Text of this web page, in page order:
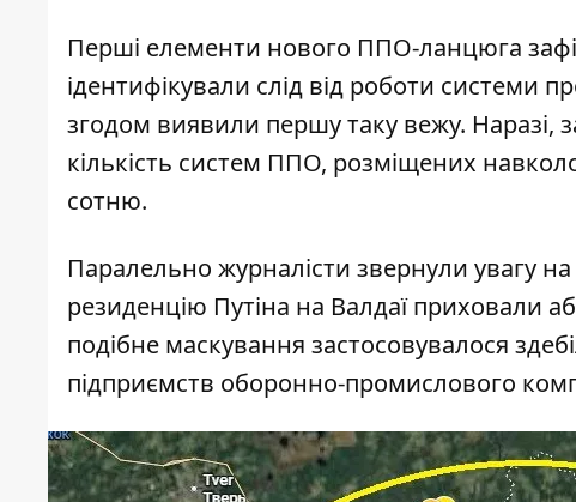
Перші елементи нового ППО-ланцюга
ідентифікували слід від роботи системи
згодом виявили першу таку вежу. Наразі,
кількість систем ППО, розміщених
сотню.
Паралельно журналісти звернули увагу
резиденцію Путіна на Валдаї приховали
подібне маскування застосовувалося
підприємств оборонно-промислового